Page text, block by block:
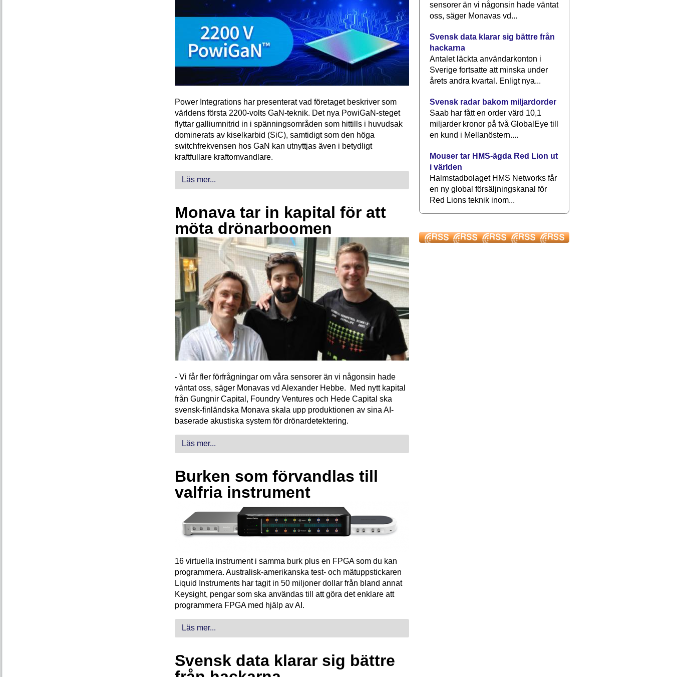
Power Integrations har presenterat vad företaget beskriver som
världens första 2200-volts GaN-teknik. Det nya PowiGaN-steget
flyttar galliumnitrid in i spänningsområden som hittills i huvudsak
dominerats av kiselkarbid (SiC), samtidigt som den höga
switchfrekvensen hos GaN kan utnyttjas även i betydligt
kraftfullare kraftomvandlare.
Läs mer...
Monava tar in kapital för att
möta drönarboomen
- Vi får fler förfrågningar om våra sensorer än vi någonsin hade
väntat oss, säger Monavas vd Alexander Hebbe. Med nytt kapital
från Gungnir Capital, Foundry Ventures och Hede Capital ska
svensk-finländska Monava skala upp produktionen av sina AI-
baserade akustiska system för drönardetektering.
Läs mer...
Burken som förvandlas till
valfria instrument
16 virtuella instrument i samma burk plus en FPGA som du kan
programmera. Australisk-amerikanska test- och mätuppstickaren
Liquid Instruments har tagit in 50 miljoner dollar från bland annat
Keysight, pengar som ska användas till att göra det enklare att
programmera FPGA med hjälp av AI.
Läs mer...
Svensk data klarar sig bättre
sensorer än vi någonsin hade väntat
oss, säger Monavas vd...
Svensk data klarar sig bättre från
hackarna
Antalet läckta användarkonton i
Sverige fortsatte att minska under
årets andra kvartal. Enligt nya...
Svensk radar bakom miljardorder
Saab har fått en order värd 10,1
miljarder kronor på två GlobalEye till
en kund i Mellanöstern....
Mouser tar HMS-ägda Red Lion ut
i världen
Halmstadbolaget HMS Networks får
en ny global försäljningskanal för
Red Lions teknik inom...